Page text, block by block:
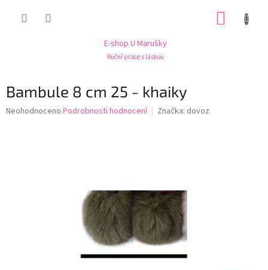
E-shop U Marušky
Ruční práce s láskou
Bambule 8 cm 25 - khaiky
Průměrné
Neohodnoceno Podrobnosti hodnocení Značka: dovoz